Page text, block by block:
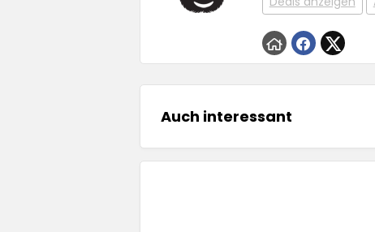
Auch interessant